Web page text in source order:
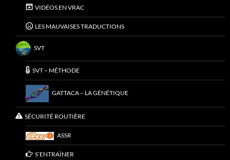
VIDÉOS EN VRAC
LES MAUVAISES TRADUCTIONS
SVT
SVT – MÉTHODE
GATTACA – LA GÉNÉTIQUE
SÉCURITÉ ROUTIÈRE
ASSR
S’ENTRAÎNER